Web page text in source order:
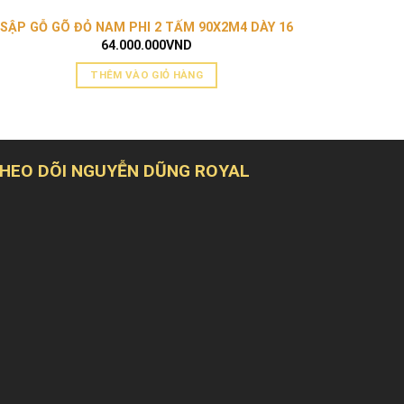
SẬP GỖ GÕ ĐỎ NAM PHI 2 TẤM 90X2M4 DÀY 16
64.000.000VND
THÊM VÀO GIỎ HÀNG
DÕI NGUYỄN DŨNG ROYAL